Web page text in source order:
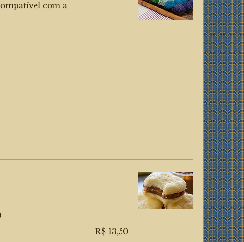
com a
R$ 13,50